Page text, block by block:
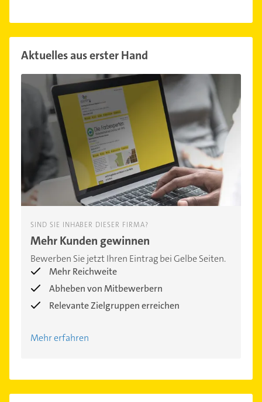
Aktuelles aus erster Hand
SIND SIE INHABER DIESER FIRMA?
Mehr Kunden gewinnen
Bewerben Sie jetzt Ihren Eintrag bei Gelbe Seiten.
Mehr Reichweite
Abheben von Mitbewerbern
Relevante Zielgruppen erreichen
Mehr erfahren